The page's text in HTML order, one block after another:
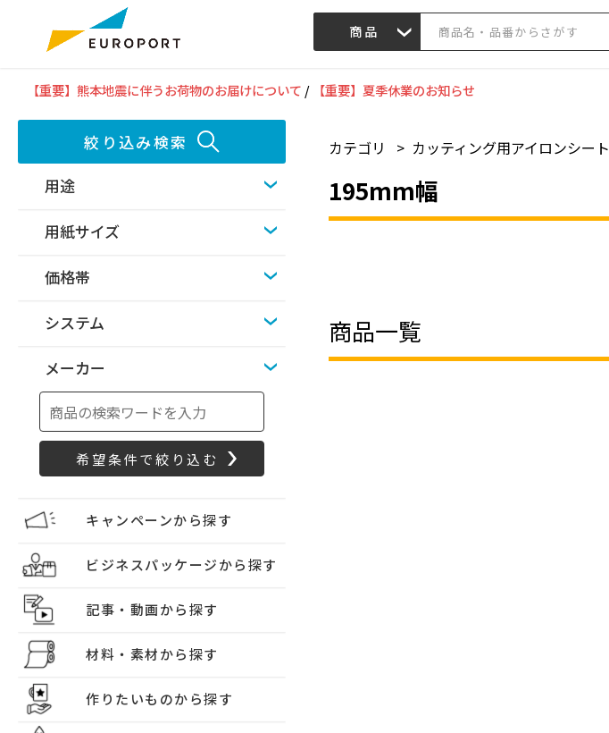
商品
【重要】熊本地震に伴うお荷物のお届けについて / 【重要】夏季休業のお知らせ
絞り込み検索
用途
用紙サイズ
価格帯
システム
メーカー
キャンペーンから探す
ビジネスパッケージから探す
記事・動画から探す
材料・素材から探す
作りたいものから探す
カテゴリ > カッティング用アイロンシート
195mm幅
商品一覧